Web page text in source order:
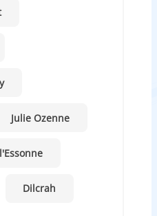
Julie Ozenne
Dilcrah